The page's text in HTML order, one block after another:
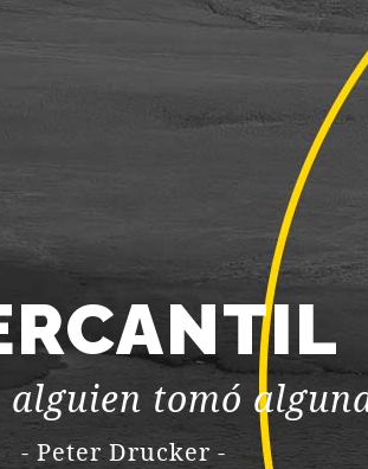
tomó
- Peter Drucker -